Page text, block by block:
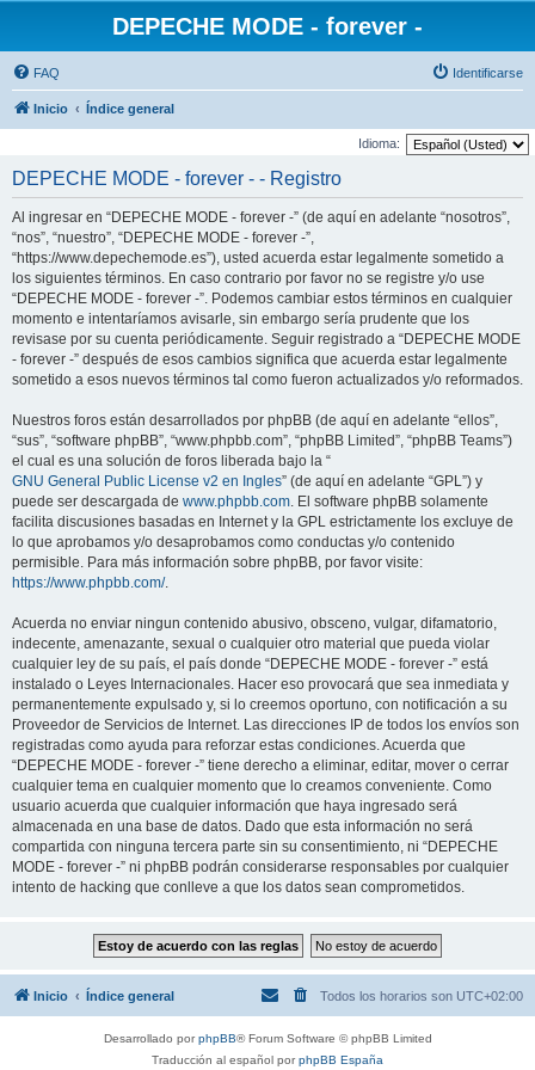
DEPECHE MODE - forever -
FAQ Identificarse
Inicio Índice general
Idioma:
DEPECHE MODE - forever - - Registro
Al ingresar en “DEPECHE MODE - forever -” (de aquí en adelante “nosotros”,
“nos”, “nuestro”, “DEPECHE MODE - forever -”,
“https://www.depechemode.es”), usted acuerda estar legalmente sometido a
los siguientes términos. En caso contrario por favor no se registre y/o use
“DEPECHE MODE - forever -”. Podemos cambiar estos términos en cualquier
momento e intentaríamos avisarle, sin embargo sería prudente que los
revisase por su cuenta periódicamente. Seguir registrado a “DEPECHE MODE
- forever -” después de esos cambios significa que acuerda estar legalmente
sometido a esos nuevos términos tal como fueron actualizados y/o reformados.
Nuestros foros están desarrollados por phpBB (de aquí en adelante “ellos”,
“sus”, “software phpBB”, “www.phpbb.com”, “phpBB Limited”, “phpBB Teams”)
el cual es una solución de foros liberada bajo la “
GNU General Public License v2 en Ingles” (de aquí en adelante “GPL”) y
puede ser descargada de www.phpbb.com. El software phpBB solamente
facilita discusiones basadas en Internet y la GPL estrictamente los excluye de
lo que aprobamos y/o desaprobamos como conductas y/o contenido
permisible. Para más información sobre phpBB, por favor visite:
https://www.phpbb.com/.
Acuerda no enviar ningun contenido abusivo, obsceno, vulgar, difamatorio,
indecente, amenazante, sexual o cualquier otro material que pueda violar
cualquier ley de su país, el país donde “DEPECHE MODE - forever -” está
instalado o Leyes Internacionales. Hacer eso provocará que sea inmediata y
permanentemente expulsado y, si lo creemos oportuno, con notificación a su
Proveedor de Servicios de Internet. Las direcciones IP de todos los envíos son
registradas como ayuda para reforzar estas condiciones. Acuerda que
“DEPECHE MODE - forever -” tiene derecho a eliminar, editar, mover o cerrar
cualquier tema en cualquier momento que lo creamos conveniente. Como
usuario acuerda que cualquier información que haya ingresado será
almacenada en una base de datos. Dado que esta información no será
compartida con ninguna tercera parte sin su consentimiento, ni “DEPECHE
MODE - forever -” ni phpBB podrán considerarse responsables por cualquier
intento de hacking que conlleve a que los datos sean comprometidos.
Inicio Índice general Todos los horarios son UTC+02:00
Desarrollado porphpBB® Forum Software © phpBB Limited
Traducción al español porphpBB España